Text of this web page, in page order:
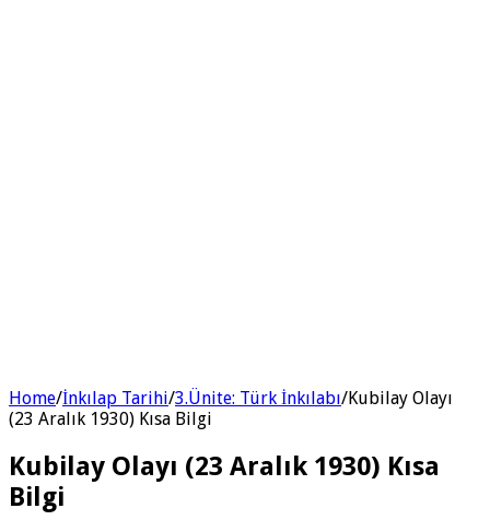
Home/İnkılap Tarihi/3.Ünite: Türk İnkılabı/Kubilay Olayı
(23 Aralık 1930) Kısa Bilgi
Kubilay Olayı (23 Aralık 1930) Kısa
Bilgi